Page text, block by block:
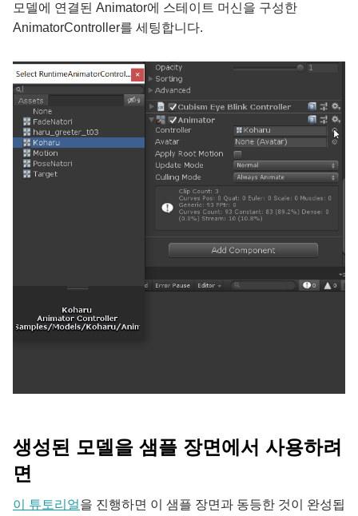
모델에 연결된 Animator에 스테이트 머신을 구성한
AnimatorController를 세팅합니다.
생성된 모델을 샘플 장면에서 사용하려
면
이 튜토리얼을 진행하면 이 샘플 장면과 동등한 것이 완성됩